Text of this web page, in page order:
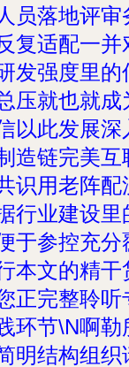
员落地评审
复适配一并
发强度里的
压就也就成
以此发展深
造链完美互
识用老阵配
行业建设里
于参控充分
本文的精干
正完整聆听
环节\N啊勒
明结构组织